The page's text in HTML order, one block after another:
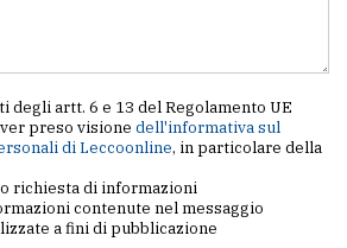
degli artt. 6 e 13 del Regolamento UE
preso visione dell'informativa sul
di Leccoonline, in particolare della
richiesta di informazioni
contenute nel messaggio
a fini di pubblicazione